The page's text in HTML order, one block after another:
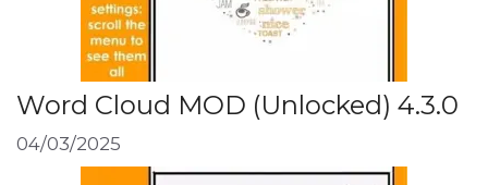
Word Cloud MOD (Unlocked) 4.3.0
04/03/2025